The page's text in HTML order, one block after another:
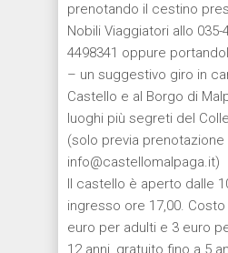
prenotando il cestino
Nobili Viaggiatori allo 035-
4498341 oppure
– un suggestivo giro in
Castello e al Borgo di
luoghi più segreti del
(solo previa prenotazione
info@castellomalpaga.it)
Il castello è aperto dalle
ingresso ore 17,00.
euro per adulti e 3 euro
12 anni, gratuito fino a 5